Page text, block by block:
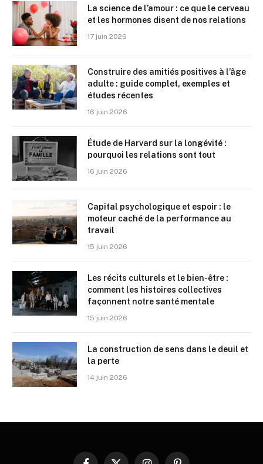
La science de l’amour : ce que le cerveau
et les hormones disent de nos relations
17 juin 2026
Construire des amitiés positives à l’âge
adulte : guide complet, exemples et
études récentes
16 juin 2026
Étude de Harvard sur la longévité :
pourquoi les relations sont tout
16 juin 2026
Capital psychologique et espoir : le
moteur caché de la performance au
travail
15 juin 2026
Les récits culturels et le bien-être :
comment les histoires collectives
façonnent notre santé mentale
15 juin 2026
La construction de sens dans le deuil et
la perte
14 juin 2026